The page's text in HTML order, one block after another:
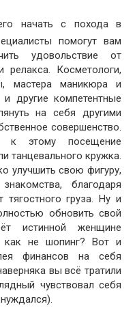
начать с похода в
помогут вам
удовольствие от
релакса. Косметологи,
мастера маникюра и
другие компетентные
на себя другими
совершенство.
к этому посещение
танцевального кружка.
улучшить свою фигуру,
благодаря
тягостного груза. Ну и
обновить свой
истинной женщине
как не шопинг? Вот и
финансов на себя
вы всё тратили
чувствовал себя